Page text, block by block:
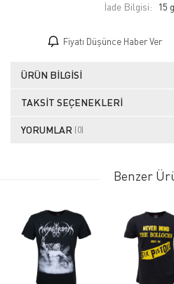
İade Bilgisi:
Fiyatı Düşünce Haber Ver
ÜRÜN BILGISI
TAKSIT SEÇENEKLERI
YORUMLAR (0)
Benzer